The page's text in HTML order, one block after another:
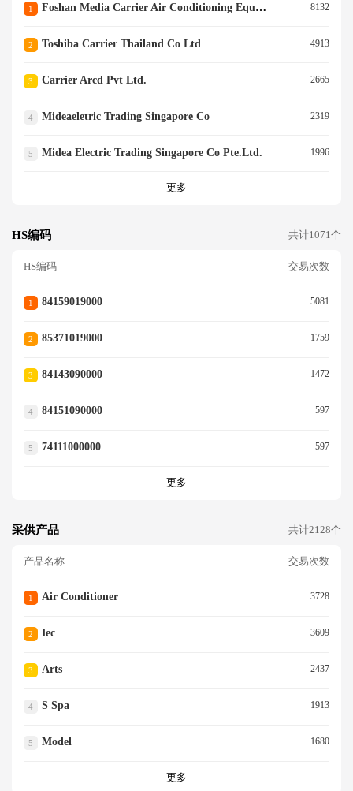
1 Foshan Media Carrier Air Conditioning Equipment 8132
2 Toshiba Carrier Thailand Co Ltd 4913
3 Carrier Arcd Pvt Ltd. 2665
4 Mideaeletric Trading Singapore Co 2319
5 Midea Electric Trading Singapore Co Pte.ltd. 1996
更多
HS编码 共计1071个
HS编码 交易次数
1 84159019000 5081
2 85371019000 1759
3 84143090000 1472
4 84151090000 597
5 74111000000 597
更多
采供产品 共计2128个
产品名称 交易次数
1 Air Conditioner 3728
2 Iec 3609
3 Arts 2437
4 S Spa 1913
5 Model 1680
更多